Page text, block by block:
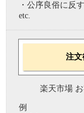
・公序良俗に反
etc.
注文
楽天市場
例